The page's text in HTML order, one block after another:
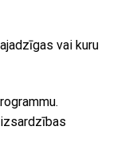
vai kuru